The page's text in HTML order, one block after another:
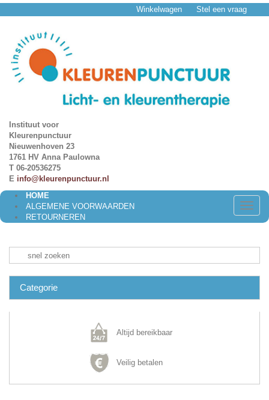
Winkelwagen Stel een vraag
Instituut voor
Kleurenpunctuur
Nieuwenhoven 23
1761 HV Anna Paulowna
T 06-20536275
E info@kleurenpunctuur.nl
Toggle
HOME
ALGEMENE VOORWAARDEN
RETOURNEREN
Categorie
Altijd bereikbaar
Veilig betalen